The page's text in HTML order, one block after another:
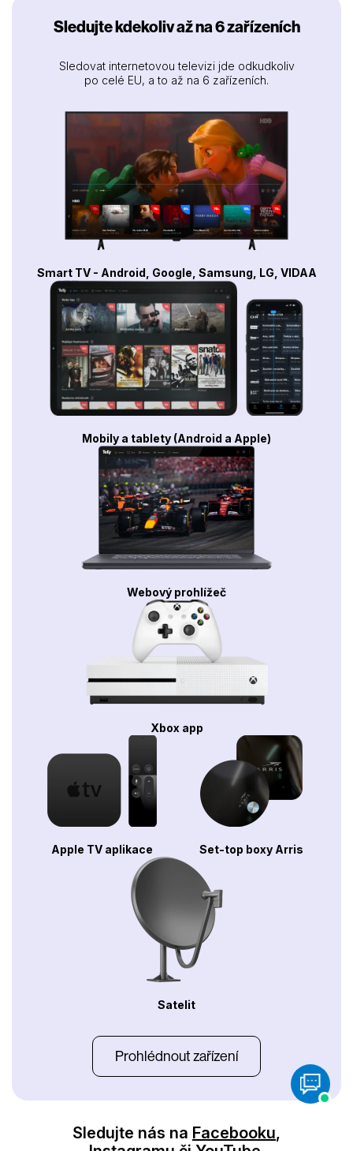
Sledujte kdekoliv až na 6 zařízeních
Sledovat internetovou televizi jde odkudkoliv
po celé EU, a to až na 6 zařízeních.
Smart TV - Android, Google, Samsung, LG, VIDAA
Mobily a tablety (Android a Apple)
Webový prohlížeč
Xbox app
Apple TV aplikace Set-top boxy Arris
Satelit
Prohlédnout zařízení
Sledujte nás na Facebooku,